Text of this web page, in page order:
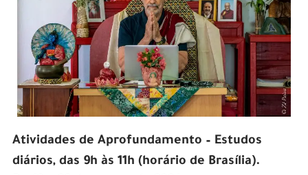
Atividades de Aprofundamento – Estudos
diários, das 9h às 11h (horário de Brasília).